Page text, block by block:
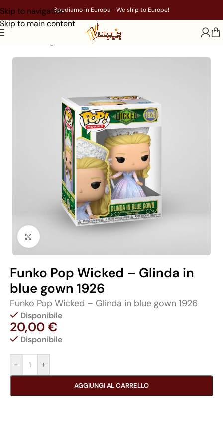
Skip to navigation
Skip to main content
Spediamo in Europa - We ship to Europe!
Wicked
Click to enlarge
Funko Pop Wicked – Glinda in
blue gown 1926
Funko Pop Wicked – Glinda in blue gown 1926
Disponibile
20,00€
Disponibile
- +
AGGIUNGI AL CARRELLO